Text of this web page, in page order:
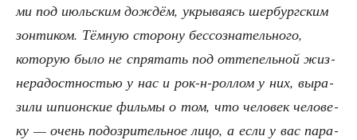
ми под июль­ским дождём, укры­ва­ясь шер­бург­ским
зон­ти­ком. Тём­ную сто­ро­ну бес­со­зна­тель­но­го,
кото­рую было не спря­тать под отте­пель­ной жиз­
не­ра­дост­но­стью у нас и рок-н-рол­лом у них, выра­
зи­ли шпи­он­ские филь­мы о том, что чело­век чело­ве­
ку — очень подо­зри­тель­ное лицо, а если у вас пара­